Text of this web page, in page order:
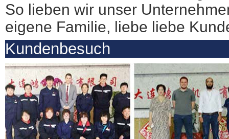
So lieben wir unser
eigene Familie, liebe liebe
Kundenbesuch